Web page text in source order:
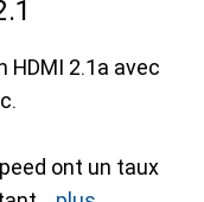
HDMI 2.1a avec
ont un taux